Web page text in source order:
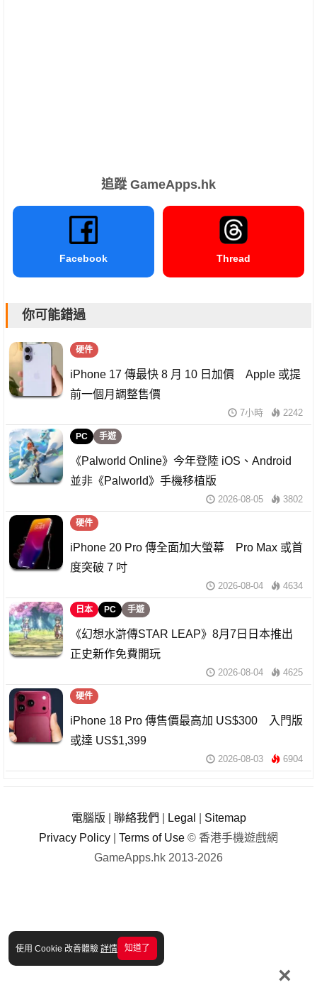
使用 Cookie 改善體驗 詳情 知道了
×
追蹤 GameApps.hk
Facebook Thread
你可能錯過
硬件
iPhone 17 傳最快 8 月 10 日加價 Apple 或提
前一個月調整售價
7小時 2242
PC 手遊
《Palworld Online》今年登陸 iOS、Android
並非《Palworld》手機移植版
2026-08-05 3802
硬件
iPhone 20 Pro 傳全面加大螢幕 Pro Max 或首
度突破 7 吋
2026-08-04 4634
日本 PC 手遊
《幻想水滸傳STAR LEAP》8月7日日本推出
正史新作免費開玩
2026-08-04 4625
硬件
iPhone 18 Pro 傳售價最高加 US$300 入門版
或達 US$1,399
2026-08-03 6904
電腦版 聯絡我們 Legal
Sitemap
Privacy Policy
Terms of Use © 香港手機遊戲網
GameApps.hk 2013-2026